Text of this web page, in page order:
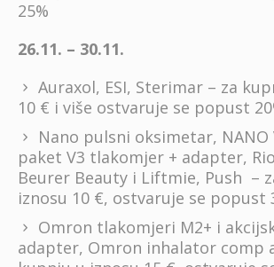
25%
26.11. – 30.11.
Auraxol, ESI, Sterimar – za
10 € i više ostvaruje se popust
Nano pulsni oksimetar,
paket V3 tlakomjer + adapter,
Beurer Beauty i Liftmie, Push –
iznosu 10 €, ostvaruje se popust
Omron tlakomjeri M2+ i
adapter, Omron inhalator comp